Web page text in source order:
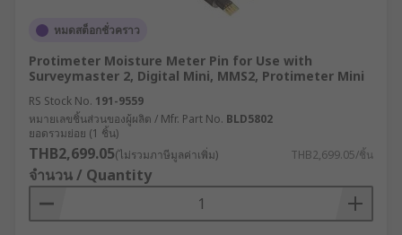
หมดสต็อกชั่วคราว
Protimeter Moisture Meter Pin for Use with
Surveymaster 2, Digital Mini, MMS2, Protimeter Mini
RS Stock No. 191-9559
หมายเลขชิ้นส่วนของผู้ผลิต / Mfr. Part No. BLD5802
ยอดรวมย่อย (1 ชิ้น)
THB2,699.05(ไม่รวมภาษีมูลค่าเพิ่ม) THB2,699.05/ชิ้น
จำนวน / Quantity